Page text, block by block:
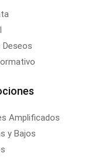
Deseos
Amplificados
y Bajos